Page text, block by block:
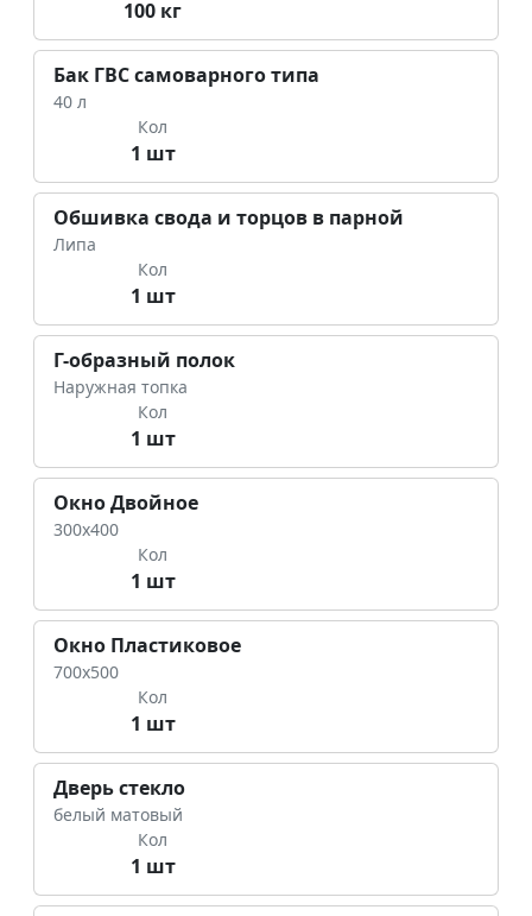
100 кг
Бак ГВС самоварного типа
40 л
Кол
1 шт
Обшивка свода и торцов в парной
Липа
Кол
1 шт
Г-образный полок
Наружная топка
Кол
1 шт
Окно Двойное
300х400
Кол
1 шт
Окно Пластиковое
700х500
Кол
1 шт
Дверь стекло
белый матовый
Кол
1 шт